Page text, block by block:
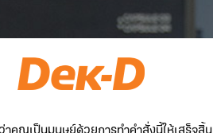
าคุณเป็นมนุษย์ด้วยการทำคำสั่งนี้ให้เสร็จสิ้น